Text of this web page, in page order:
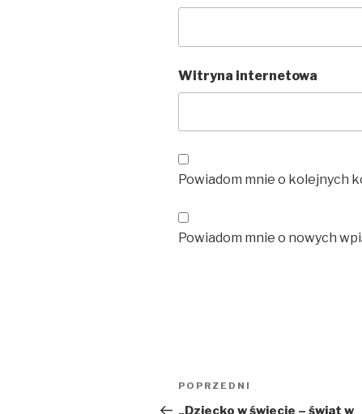
Witryna internetowa
Powiadom mnie o kolejnych
Powiadom mnie o nowych
Nawigacja
wpisu
Poprzedni
wpis
POPRZEDNI
„Dziecko w świecie – świat w